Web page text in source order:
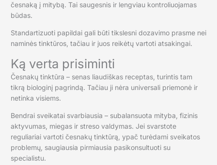
česnaką į mitybą. Tai saugesnis ir lengviau kontroliuojamas
būdas.
Standartizuoti papildai gali būti tikslesni dozavimo prasme nei
naminės tinktūros, tačiau ir juos reikėtų vartoti atsakingai.
Ką verta prisiminti
Česnakų tinktūra – senas liaudiškas receptas, turintis tam
tikrą biologinį pagrindą. Tačiau ji nėra universali priemonė ir
netinka visiems.
Bendrai sveikatai svarbiausia – subalansuota mityba, fizinis
aktyvumas, miegas ir streso valdymas. Jei svarstote
reguliariai vartoti česnakų tinktūrą, ypač turėdami sveikatos
problemų, saugiausia pirmiausia pasikonsultuoti su
specialistu.